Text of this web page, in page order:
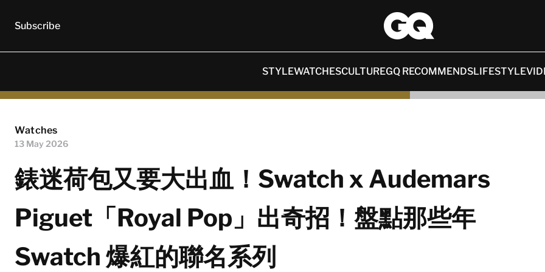
Subscribe
STYLEWATCHESCULTUREGQ RECOMMENDSLIFESTYLE
Watches
13 May 2026
錶迷荷包又要大出血！Swatch x Audemars
Piguet「Royal Pop」出奇招！盤點那些年
Swatch 爆紅的聯名系列